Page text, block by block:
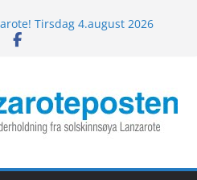
Tirsdag 4.august 2026
fugleliv
Onsdag 5.august 2026